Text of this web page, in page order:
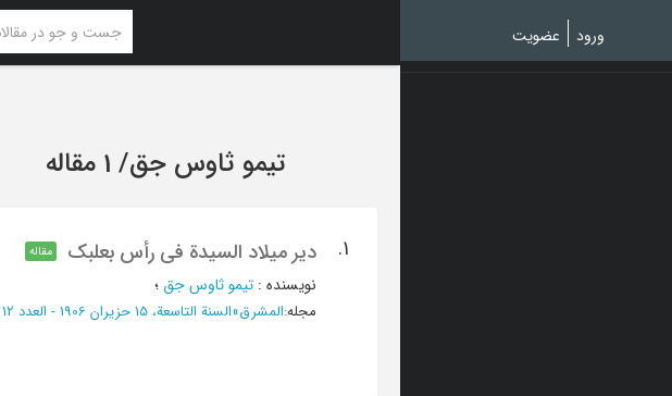
ورود عضویت
تیمو ثاوس جق/ 1 مقاله
1. دیر میلاد السیدة فی رأس بعلبک مقاله
نویسنده : تیمو ثاوس جق ؛
مجله:المشرق»السنة التاسعة، 15 حزیران 1906 - العدد 12